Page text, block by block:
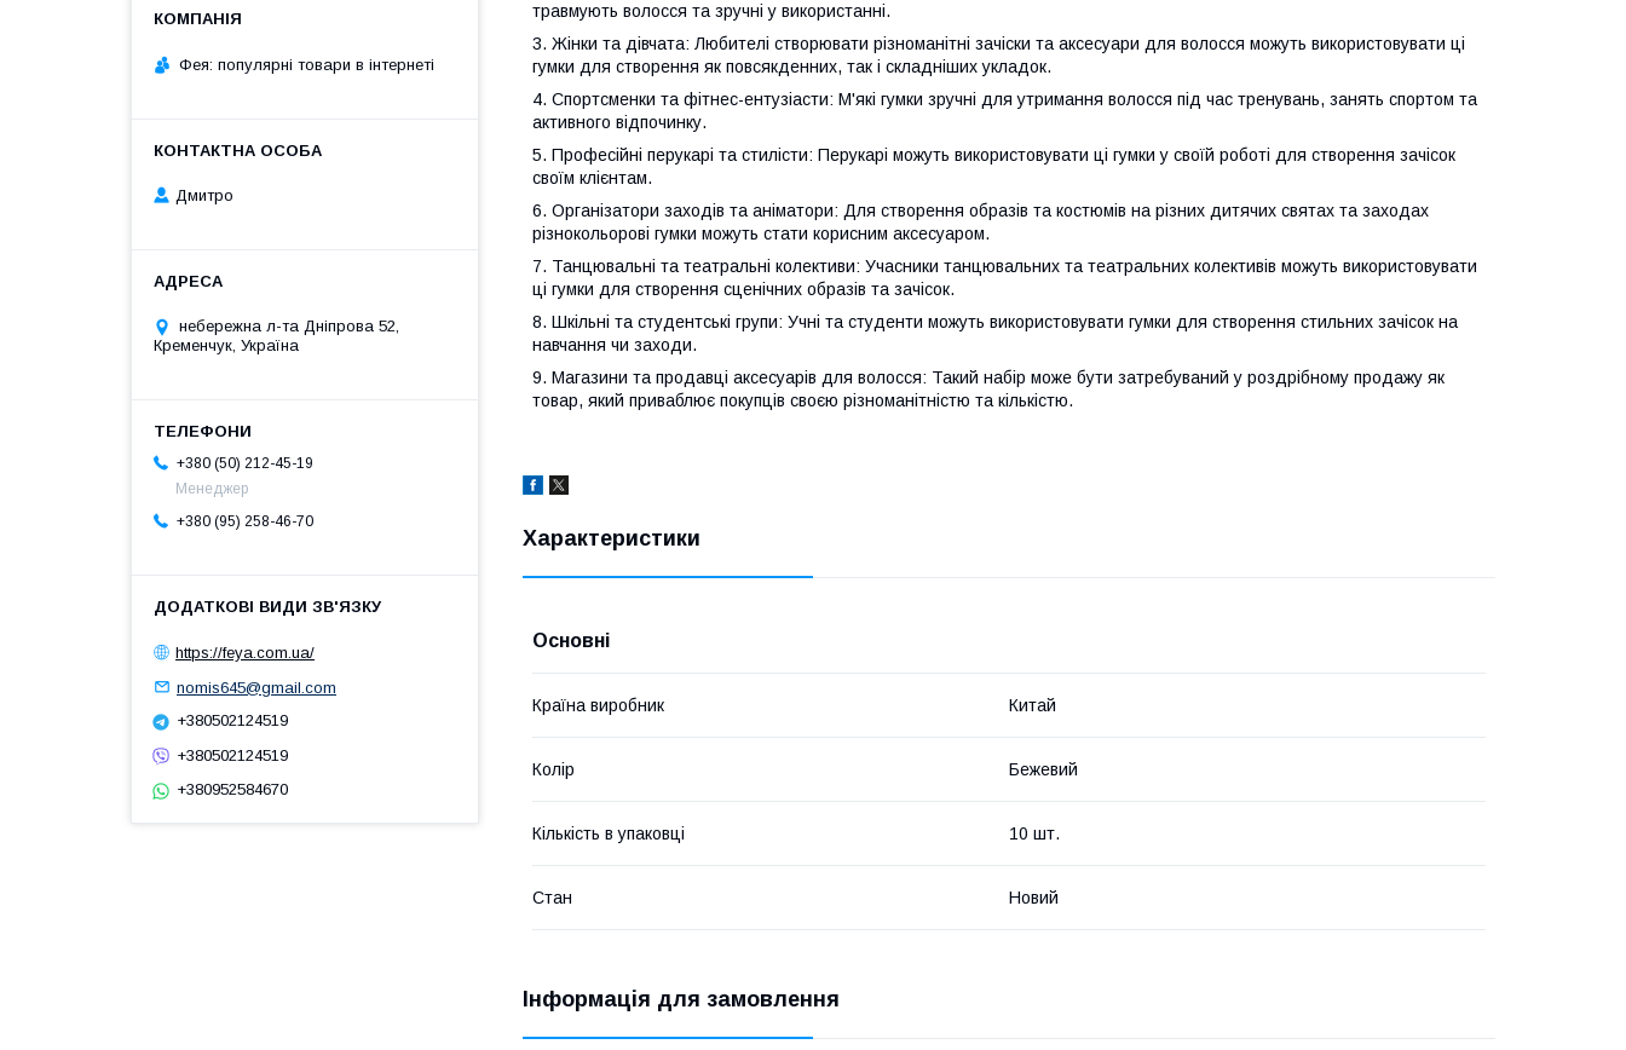
травмують волосся та зручні у використанні.
3. Жінки та дівчата: Любителі створювати різноманітні зачіски та аксесуари для волосся можуть використовувати ці
гумки для створення як повсякденних, так і складніших укладок.
4. Спортсменки та фітнес-ентузіасти: М'які гумки зручні для утримання волосся під час тренувань, занять спортом та
активного відпочинку.
5. Професійні перукарі та стилісти: Перукарі можуть використовувати ці гумки у своїй роботі для створення зачісок
своїм клієнтам.
6. Організатори заходів та аніматори: Для створення образів та костюмів на різних дитячих святах та заходах
різнокольорові гумки можуть стати корисним аксесуаром.
7. Танцювальні та театральні колективи: Учасники танцювальних та театральних колективів можуть використовувати
ці гумки для створення сценічних образів та зачісок.
8. Шкільні та студентські групи: Учні та студенти можуть використовувати гумки для створення стильних зачісок на
навчання чи заходи.
9. Магазини та продавці аксесуарів для волосся: Такий набір може бути затребуваний у роздрібному продажу як
товар, який приваблює покупців своєю різноманітністю та кількістю.
Характеристики
Основні
Країна виробник Китай
Колір Бежевий
Кількість в упаковці 10 шт.
Стан Новий
Інформація для замовлення
Фея: популярні товари в інтернеті
Дмитро
небережна л-та Дніпрова 52,
Кременчук, Україна
+380 (50) 212-45-19
Менеджер
+380 (95) 258-46-70
https://feya.com.ua/
nomis645@gmail.com
+380502124519
+380502124519
+380952584670